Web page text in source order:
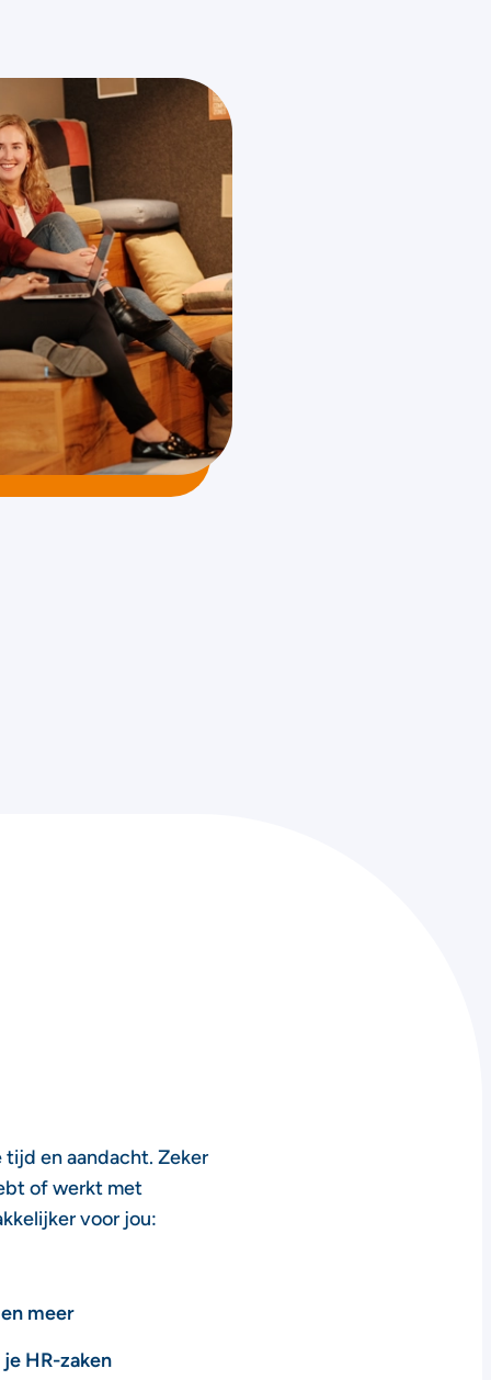
en aandacht. Zeker
of werkt met
voor jou:
meer
HR-zaken